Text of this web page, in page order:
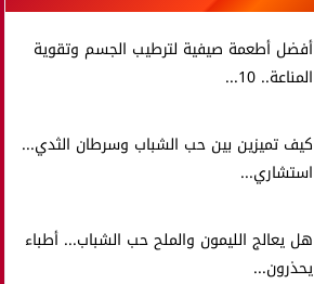
أفضل أطعمة صيفية لترطيب الجسم وتقوية
المناعة.. 10...
كيف تميزين بين حب الشباب وسرطان الثدي...
استشاري...
هل يعالج الليمون والملح حب الشباب... أطباء
يحذرون...